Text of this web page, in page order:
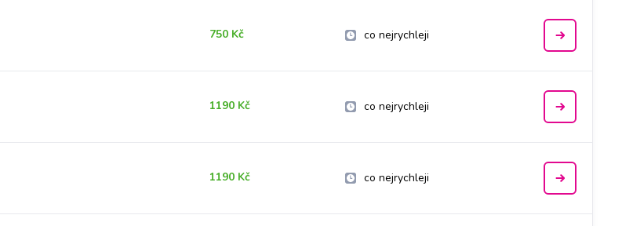
750 Kč co nejrychleji
1190 Kč co nejrychleji
1190 Kč co nejrychleji